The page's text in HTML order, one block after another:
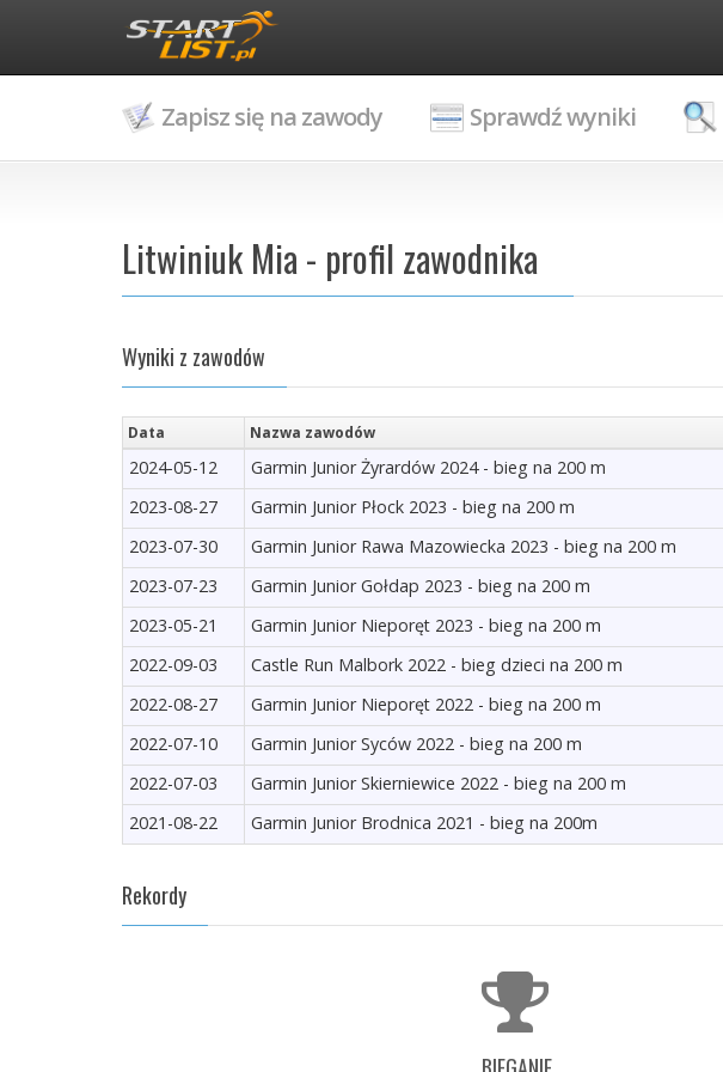
Zapisz się na zawody Sprawdź wyniki
Litwiniuk Mia - profil zawodnika
Wyniki z zawodów
Data Nazwa zawodów
2024-05-12 Garmin Junior Żyrardów 2024 - bieg na 200 m
2023-08-27
Garmin Junior Płock 2023 - bieg na 200 m
2023-07-30
Garmin Junior Rawa Mazowiecka 2023 - bieg na 200 m
2023-07-23
Garmin Junior Gołdap 2023 - bieg na 200 m
2023-05-21
Garmin Junior Nieporęt 2023 - bieg na 200 m
2022-09-03
Castle Run Malbork 2022 - bieg dzieci na 200 m
2022-08-27
Garmin Junior Nieporęt 2022 - bieg na 200 m
2022-07-10
Garmin Junior Syców 2022 - bieg na 200 m
2022-07-03
Garmin Junior Skierniewice 2022 - bieg na 200 m
2021-08-22
Garmin Junior Brodnica 2021 - bieg na 200m
Rekordy